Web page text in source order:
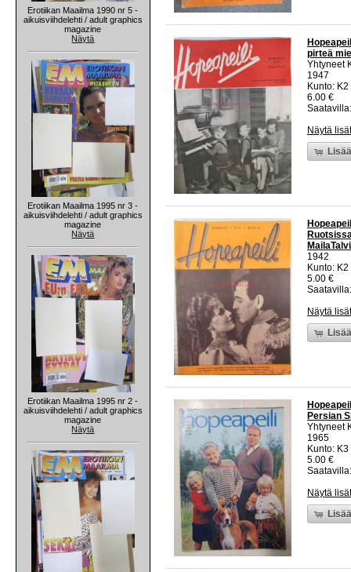
Erotiikan Maailma 1990 nr 5 -
aikuisviihdelehti / adult graphics
magazine
Näytä
Erotiikan Maailma 1995 nr 3 -
aikuisviihdelehti / adult graphics
magazine
Näytä
Erotiikan Maailma 1995 nr 2 -
aikuisviihdelehti / adult graphics
magazine
Näytä
pirteä
Yhtyneet
1947
Kunto:
6.00 €
Näytä
1942
Kunto:
5.00 €
Näytä
Persian
Yhtyneet
1965
Kunto:
5.00 €
Näytä